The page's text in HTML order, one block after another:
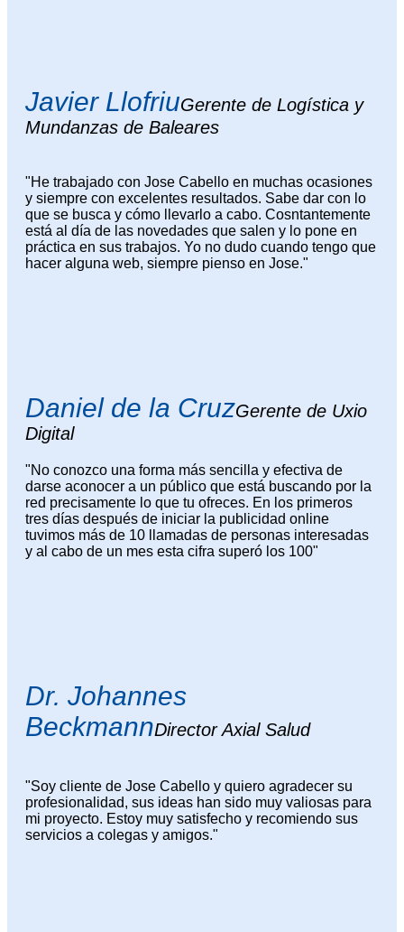
Javier LlofriuGerente de Logística y
Mundanzas de Baleares
"He trabajado con Jose Cabello en muchas ocasiones
y siempre con excelentes resultados. Sabe dar con lo
que se busca y cómo llevarlo a cabo. Cosntantemente
está al día de las novedades que salen y lo pone en
práctica en sus trabajos. Yo no dudo cuando tengo que
hacer alguna web, siempre pienso en Jose."
Daniel de la CruzGerente de Uxio
Digital
"No conozco una forma más sencilla y efectiva de
darse aconocer a un público que está buscando por la
red precisamente lo que tu ofreces. En los primeros
tres días después de iniciar la publicidad online
tuvimos más de 10 llamadas de personas interesadas
y al cabo de un mes esta cifra superó los 100"
Dr. Johannes
BeckmannDirector Axial Salud
"Soy cliente de Jose Cabello y quiero agradecer su
profesionalidad, sus ideas han sido muy valiosas para
mi proyecto. Estoy muy satisfecho y recomiendo sus
servicios a colegas y amigos."